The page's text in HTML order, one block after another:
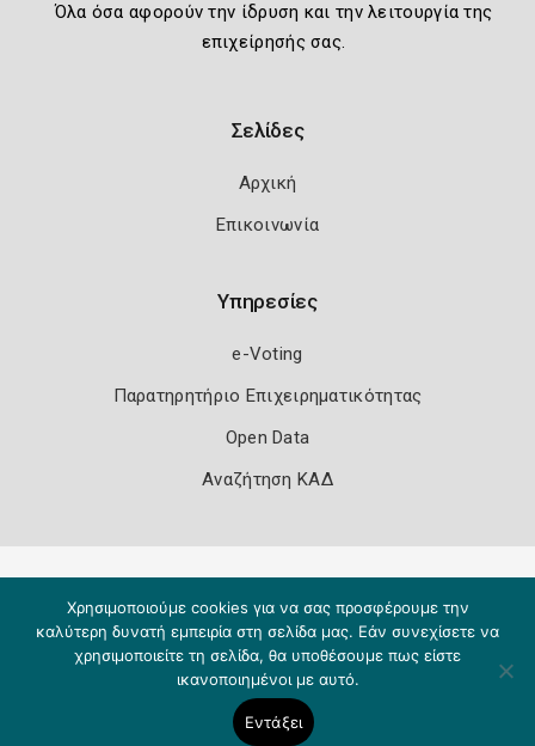
Όλα όσα αφορούν την ίδρυση και την λειτουργία της
επιχείρησής σας.
Σελίδες
Αρχική
Επικοινωνία
Υπηρεσίες
e-Voting
Παρατηρητήριο Επιχειρηματικότητας
Open Data
Αναζήτηση ΚΑΔ
Χρησιμοποιούμε cookies για να σας προσφέρουμε την
καλύτερη δυνατή εμπειρία στη σελίδα μας. Εάν συνεχίσετε να
χρησιμοποιείτε τη σελίδα, θα υποθέσουμε πως είστε
ικανοποιημένοι με αυτό.
Εντάξει
Copyright 2026 Knowledge A.E.